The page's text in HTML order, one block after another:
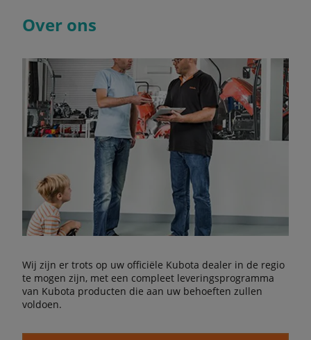
Over ons
Wij zijn er trots op uw officiële Kubota dealer in de regio
te mogen zijn, met een compleet leveringsprogramma
van Kubota producten die aan uw behoeften zullen
voldoen.